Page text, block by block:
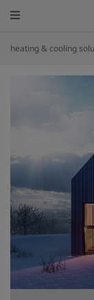
heating & cooling